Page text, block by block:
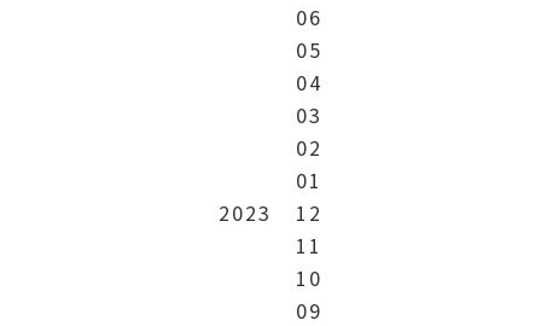
06
05
04
03
02
01
2023
12
11
10
09